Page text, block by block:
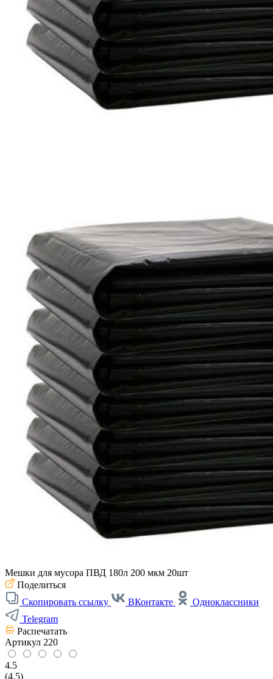
Мешки для мусора ПВД 180л 200 мкм 20шт
Поделиться
Скопировать ссылку
ВКонтакте
Одноклассники
Telegram
Распечатать
Артикул 220
4.5
(4.5)